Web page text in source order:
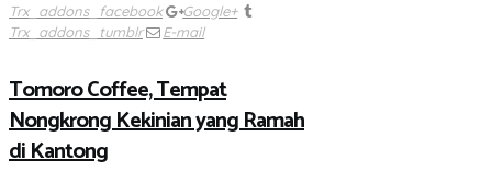
Trx_addons_facebook
Google+
Trx_addons_tumblr
E-mail
Tomoro Coffee, Tempat
Nongkrong Kekinian yang Ramah
di Kantong